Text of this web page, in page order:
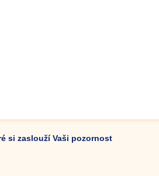
si zaslouží Vaši pozornost